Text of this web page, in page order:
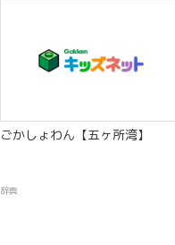
ごかしょわん【五ヶ所湾】
辞典